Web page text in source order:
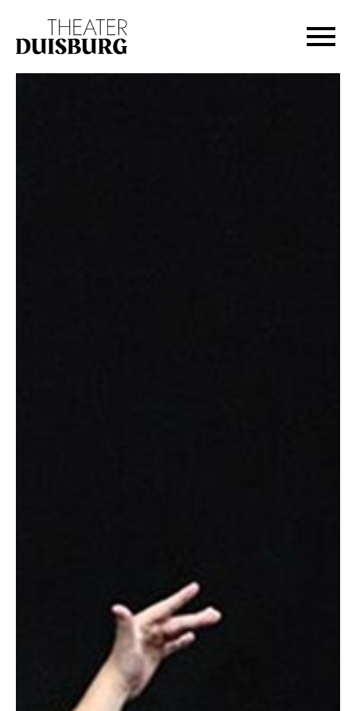
Zur Hauptnavigation springen
Zum Footer springen